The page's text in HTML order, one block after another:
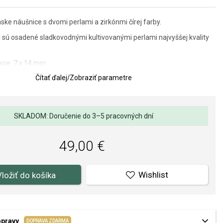
náušnice s dvomi perlami a zirkónmi čírej farby.
sú osadené sladkovodnými kultivovanými perlami najvyššej kvality
7 x 14 mm
a spracovania je pre nás prvoradá. Povrchová úprava a osadenie
Čítať ďalej/Zobraziť parametre
SKLADOM: Doručenie do 3–5 pracovných dní
49,00 €
do košíka Wishlist
DOPRAVA ZDARMA